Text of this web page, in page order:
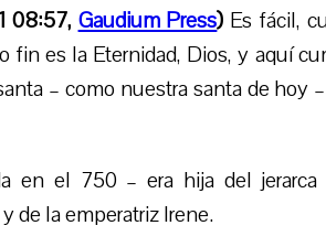
08:57, Gaudium Press) Es fácil,
fin es la Eternidad, Dios, y aquí
– como nuestra santa de hoy
en el 750 – era hija del jerarca
de la emperatriz Irene.